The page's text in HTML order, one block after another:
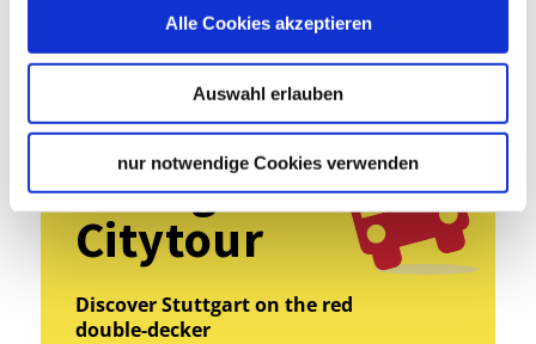
Alle Cookies akzeptieren
Auswahl erlauben
nur notwendige Cookies verwenden
Stuttgart
Citytour
Discover Stuttgart on the red
double-decker